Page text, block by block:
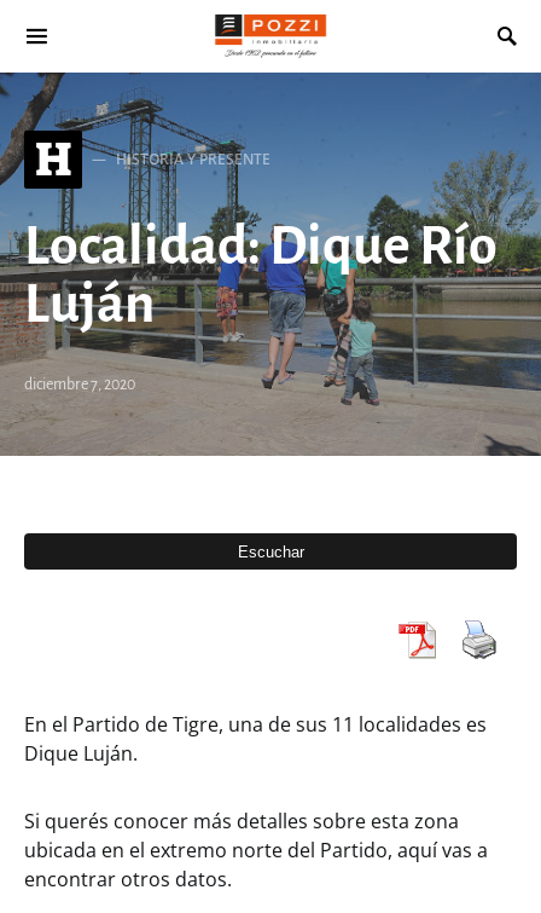
Search for:
H HISTORIA Y PRESENTE
Localidad: Dique Río
Luján
diciembre 7, 2020
En el Partido de Tigre, una de sus 11 localidades es
Dique Luján.
Si querés conocer más detalles sobre esta zona
ubicada en el extremo norte del Partido, aquí vas a
encontrar otros datos.